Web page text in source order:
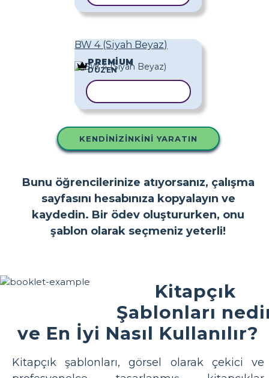
BW 4 (Siyah Beyaz)
PREMIUM
DÜZEN
KENDINIZINKINI YARATIN
Bunu öğrencilerinize atıyorsanız, çalışma
sayfasını hesabınıza kopyalayın ve
kaydedin. Bir ödev oluştururken, onu
şablon olarak seçmeniz yeterli!
Kitapçık
Şablonları
ve En İyi Nasıl Kullanılır?
Kitapçık şablonları, görsel olarak çekici ve